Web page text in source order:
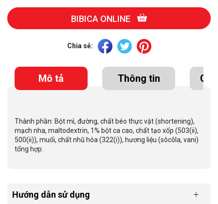
BIBICA ONLINE
Chia sẻ:
Mô tả Thông tin
Thành phần: Bột mì, đường, chất béo thực vật (shortening),
mạch nha, maltodextrin, 1% bột ca cao, chất tạo xốp (503(ii),
500(ii)), muối, chất nhũ hóa (322(i)), hương liệu (sôcôla, vani)
tổng hợp.
Hướng dẫn sử dụng